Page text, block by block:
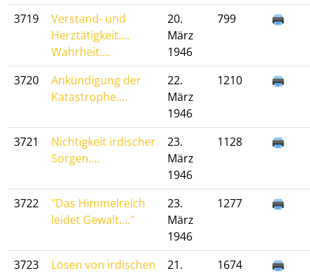
3719
Verstand- und
Herztätigkeit....
Wahrheit....
20.
März
1946
799
3720
Ankündigung der
Katastrophe....
22.
März
1946
1210
3721
Nichtigkeit irdischer
Sorgen....
23.
März
1946
1128
3722
"Das Himmelreich
leidet Gewalt...."
23.
März
1946
1277
3723
Lösen von irdischen
21.
1674